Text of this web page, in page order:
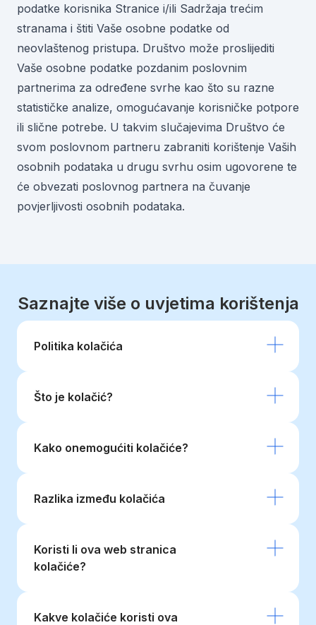
podatke korisnika Stranice i/ili Sadržaja trećim
stranama i štiti Vaše osobne podatke od
neovlaštenog pristupa. Društvo može proslijediti
Vaše osobne podatke pozdanim poslovnim
partnerima za određene svrhe kao što su razne
statističke analize, omogućavanje korisničke potpore
ili slične potrebe. U takvim slučajevima Društvo će
svom poslovnom partneru zabraniti korištenje Vaših
osobnih podataka u drugu svrhu osim ugovorene te
će obvezati poslovnog partnera na čuvanje
povjerljivosti osobnih podataka.
Saznajte više o uvjetima korištenja
Politika kolačića
Što je kolačić?
Kako onemogućiti kolačiće?
Razlika između kolačića
Koristi li ova web stranica
kolačiće?
Kakve kolačiće koristi ova